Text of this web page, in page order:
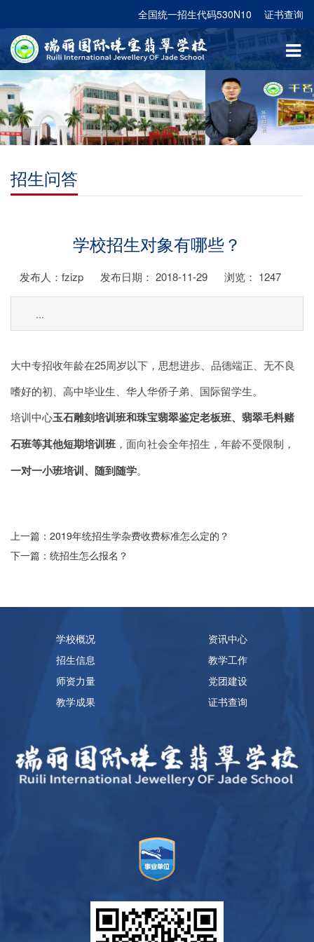
全国统一招生代码530N10 证书查询
招生问答
学校招生对象有哪些？
发布人：fzizp 发布日期： 2018-11-29 浏览： 1247
...
大中专招收年龄在25周岁以下，思想进步、品德端正、无不良
嗜好的初、高中毕业生、华人华侨子弟、国际留学生。
培训中心玉石雕刻培训班和珠宝翡翠鉴定老板班、翡翠毛料赌
石班等其他短期培训班 ，面向社会全年招生，年龄不受限制，
一对一小班培训、随到随学。
上一篇：2019年统招生学杂费收费标准怎么定的？
下一篇：统招生怎么报名？
学校概况
资讯中心
招生信息
教学工作
师资力量
党团建设
教学成果
证书查询